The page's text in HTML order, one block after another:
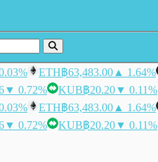
ETH฿63,483.00 ▲ 1.64%
▼ 0.72% KUB฿20.20▼ 0.11%
ETH฿63,483.00 ▲ 1.64%
▼ 0.72% KUB฿20.20▼ 0.11%